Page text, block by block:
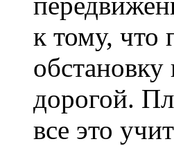
к тому, что
обстановку
дорогой.
все это